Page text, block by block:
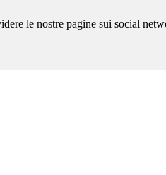
le nostre pagine sui social